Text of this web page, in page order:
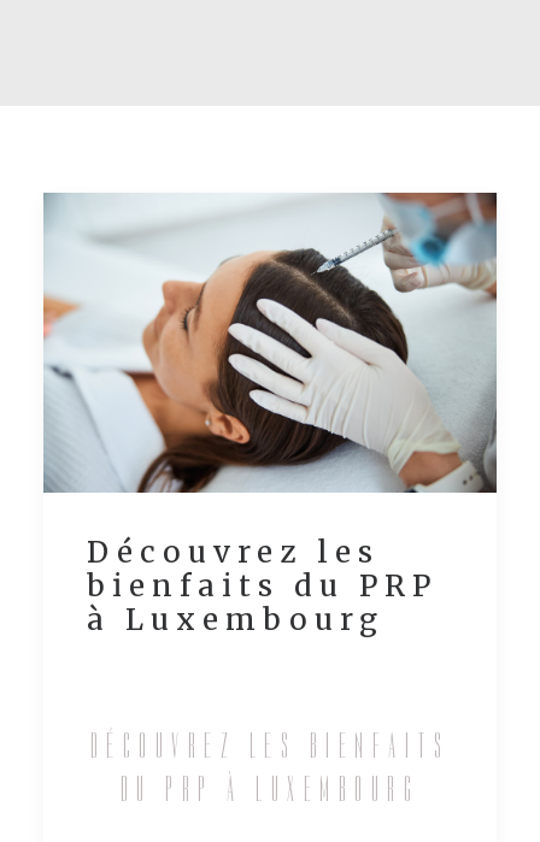
MÉSOTHÉRAPIE
GREFFE DE BARBE
PÉNOPLASTIE MÉDICALE
PEELINGS
TARIFS
ACTUALITÉS
CONTACT
Découvrez les
bienfaits du PRP
à Luxembourg
DÉCOUVREZ LES BIENFAITS
DU PRP À LUXEMBOURG